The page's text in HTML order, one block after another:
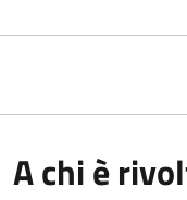
A chi è